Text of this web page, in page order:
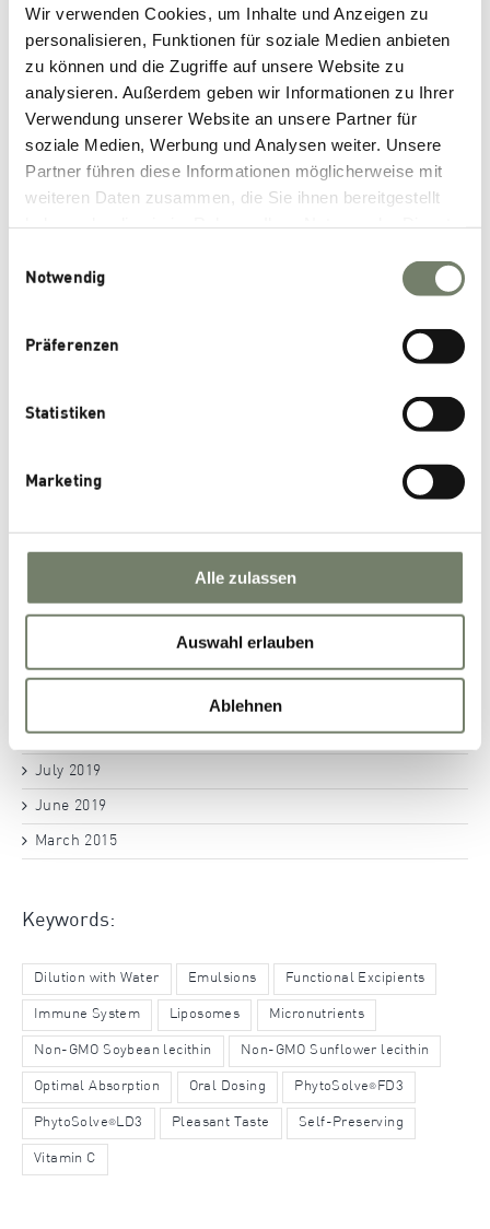
Wir verwenden Cookies, um Inhalte und Anzeigen zu
personalisieren, Funktionen für soziale Medien anbieten
zu können und die Zugriffe auf unsere Website zu
analysieren. Außerdem geben wir Informationen zu Ihrer
Verwendung unserer Website an unsere Partner für
soziale Medien, Werbung und Analysen weiter. Unsere
Partner führen diese Informationen möglicherweise mit
weiteren Daten zusammen, die Sie ihnen bereitgestellt
Notwendig
Präferenzen
Statistiken
Marketing
Alle zulassen
Auswahl erlauben
Ablehnen
September 2024
June 2024
January 2024
November 2023
October 2023
November 2022
September 2022
May 2022
January 2022
May 2020
September 2019
July 2019
June 2019
March 2015
Keywords:
Dilution with Water Emulsions Functional Excipients
Immune System Liposomes Micronutrients
Non-GMO Soybean lecithin Non-GMO Sunflower lecithin
Optimal Absorption Oral Dosing PhytoSolve® FD3
PhytoSolve® LD3 Pleasant Taste Self-Preserving
Vitamin C